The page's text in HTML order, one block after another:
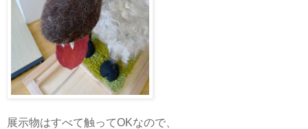
展示物はすべて触ってOKなので、